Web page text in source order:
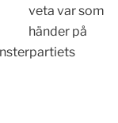
veta var som
händer på